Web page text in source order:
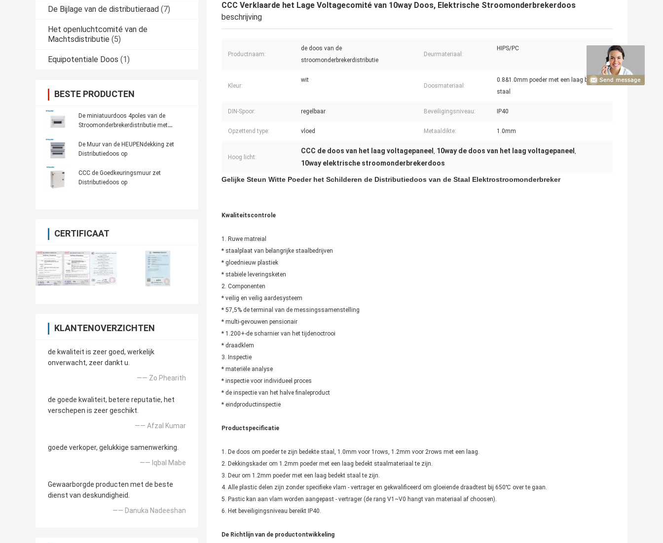
De Bijlage van de distributieraad (7)
Het openluchtcomité van de
Machtsdistributie (5)
Equipotentiale Doos (1)
BESTE PRODUCTEN
De miniatuurdoos 4poles van de
Stroomonderbrekerdistributie met
Schakelaardoos
De Muur van de HEUPENdekking zet
Distributiedoos op
CCC de Goedkeuringsmuur zet
Distributiedoos op
CERTIFICAAT
KLANTENOVERZICHTEN
de kwaliteit is zeer goed, werkelijk
onverwacht, zeer dankt u.
—— Zo Phearith
de goede kwaliteit, betere reputatie, het
verschepen is zeer geschikt.
—— Afzal Kumar
goede verkoper, gelukkige samenwerking.
—— Iqbal Mabe
Gewaarborgde producten met de beste
dienst van deskundigheid.
—— Danuka Nadeeshan
CCC Verklaarde het Lage Voltagecomité van 10way Doos, Elektrische Stroomonderbrekerdoos
beschrijving
Productnaam:
de doos van de
stroomonderbrekerdistributie
Deurmateriaal:
HIPS/PC
Kleur:
wit
Doosmateriaal:
0.8&1.0mm poeder met een laag bedekt
staal
DIN-Spoor: regelbaar Beveiligingsniveau: IP40
Opzettend type: vloed Metaaldikte: 1.0mm
Hoog licht:
CCC de doos van het laag voltagepaneel , 10way de doos van het laag voltagepaneel ,
10way elektrische stroomonderbrekerdoos
Gelijke Steun Witte Poeder het Schilderen de Distributiedoos van de Staal Elektrostroomonderbreker
Kwaliteitscontrole
1. Ruwe matreial
* staalplaat van belangrijke staalbedrijven
* gloednieuw plastiek
* stabiele leveringsketen
2. Componenten
* veilig en veilig aardesysteem
* 57,5% de terminal van de messingssamenstelling
* multi-gevouwen pensionair
* 1.200+-de scharnier van het tijdenoctrooi
* draadklem
3. Inspectie
* materiële analyse
* inspectie voor individueel proces
* de inspectie van het halve finaleproduct
* eindproductinspectie
Productspecificatie
1. De doos om poeder te zijn bedekte staal, 1.0mm voor 1rows, 1.2mm voor 2rows met een laag.
2. Dekkingskader om 1.2mm poeder met een laag bedekt staalmateriaal te zijn.
3. Deur om 1.2mm poeder met een laag bedekt staal te zijn.
4. Alle plastic delen zijn zonder specifieke vlam - vertrager en gekwalificeerd om gloeiende draadtest bij 650℃ over te gaan.
5. Pastic kan aan vlam worden aangepast - vertrager (de rang V1~V0 hangt van materiaal af choosen).
6. Het beveiligingsniveau bereikt IP40.
De Richtlijn van de productontwikkeling